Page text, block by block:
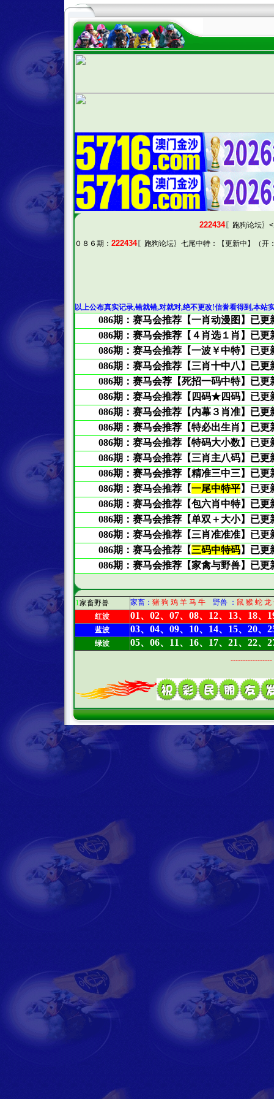
222434〖跑狗论坛〗
０８６期： 222434〖跑狗论坛〗七尾中特：【更新中】（开
以上公布真实记录,错就错,对就对,绝不更改!信誉看得到,本站
1家畜野兽 家畜： 猪 狗 鸡 羊 马 牛野兽 ： 鼠 猴 蛇 龙
红波
01、02、07、08、12、13、18、
蓝波 03、04、09、10、14、15、20、
绿波 05、06、11、16、17、21、22、
-----------------